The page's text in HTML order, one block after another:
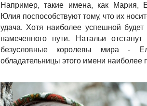
Например, такие имена, как Мария,
Юлия поспособствуют тому, что их
удача. Хотя наиболее успешной
намеченного пути. Натальи
безусловные королевы мира -
обладательницы этого имени наиболее